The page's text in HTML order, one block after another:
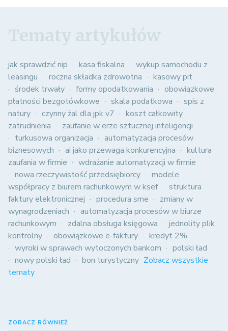
jak sprawdzić nip kasa fiskalna
wykup samochodu z
leasingu
roczna składka zdrowotna
kasowy pit
środek trwały
formy opodatkowania
obowiązkowe
płatności bezgotówkowe
skala podatkowa
spis z
natury
czynny żal dla jpk v7
koszt całkowity
zatrudnienia
zaufanie w erze sztucznej inteligencji
turkusowa organizacja
automatyzacja procesów
biznesowych
ai jako przewaga konkurencyjna
kultura
zaufania w firmie
wdrażanie automatyzacji w firmie
nowa rzeczywistość przedsiębiorcy
modele
współpracy z biurem rachunkowym w ksef
struktura
faktury elektronicznej
procedura sme
zmiany w
wynagrodzeniach
automatyzacja procesów w biurze
rachunkowym
zdalna obsługa księgowa
jednolity plik
kontrolny
obowiązkowe e-faktury
kredyt 2%
wyroki w sprawach wytoczonych bankom
polski ład
nowy polski ład
bon turystyczny Zobacz wszystkie
tematy
ZOBACZ RÓWNIEŻ